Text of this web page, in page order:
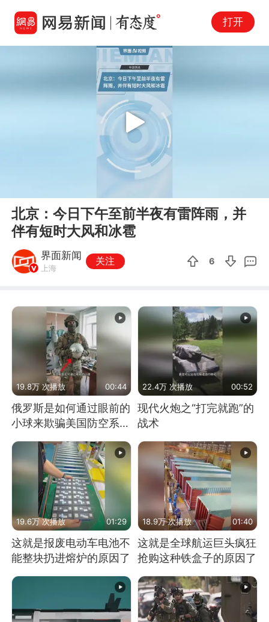
打开
Play
北京：今日下午至前半夜有雷阵雨，并
伴有短时大风和冰雹
界面新闻
上海
关注 6
19.8万 次播放 00:44
俄罗斯是如何通过眼前的
小球来欺骗美国防空系统
的
22.4万 次播放 00:52
现代火炮之“打完就跑”的
战术
19.6万 次播放 01:29
这就是报废电动车电池不
能整块扔进熔炉的原因了
18.9万 次播放 01:40
这就是全球航运巨头疯狂
抢购这种铁盒子的原因了